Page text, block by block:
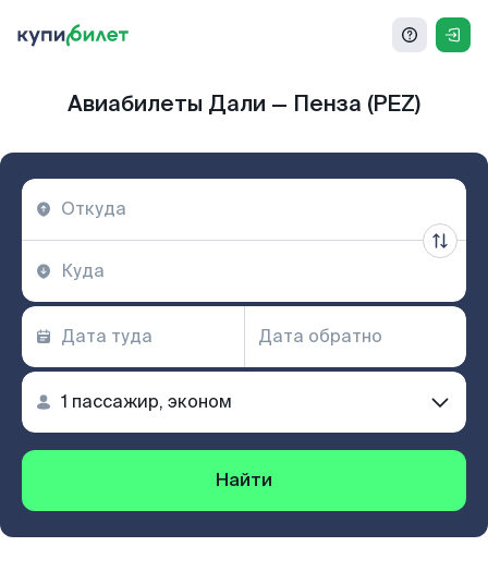
Авиабилеты Дали — Пенза (PEZ)
Найти